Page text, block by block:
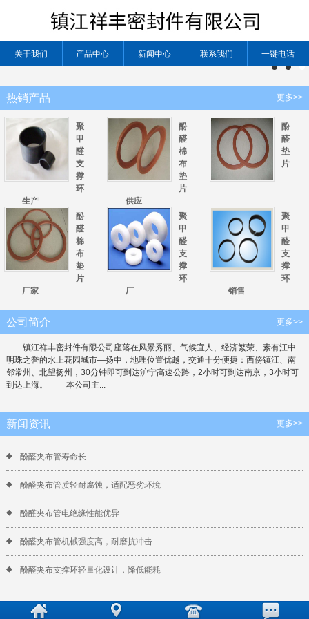
关于我们 产品中心 新闻中心 联系我们 一键电话
热销产品 更多>>
聚
甲
醛
支
撑
环
生产
酚
醛
棉
布
垫
片
供应
酚
醛
垫
片
酚
醛
棉
布
垫
片
厂家
聚
甲
醛
支
撑
环
厂
聚
甲
醛
支
撑
环
销售
公司简介 更多>>
镇江祥丰密封件有限公司座落在风景秀丽、气候宜人、经济繁荣、素有江中
明珠之誉的水上花园城市—扬中，地理位置优越，交通十分便捷：西傍镇江、南
邻常州、北望扬州，30分钟即可到达沪宁高速公路，2小时可到达南京，3小时可
到达上海。 本公司主...
新闻资讯 更多>>
酚醛夹布管寿命长
酚醛夹布管质轻耐腐蚀，适配恶劣环境
酚醛夹布管电绝缘性能优异
酚醛夹布管机械强度高，耐磨抗冲击
酚醛夹布支撑环轻量化设计，降低能耗